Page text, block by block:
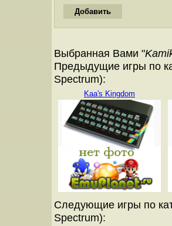
Выбранная Вами "
Предыдущие игры по
Spectrum):
Kaa's Kingdom
Следующие игры по
Spectrum):